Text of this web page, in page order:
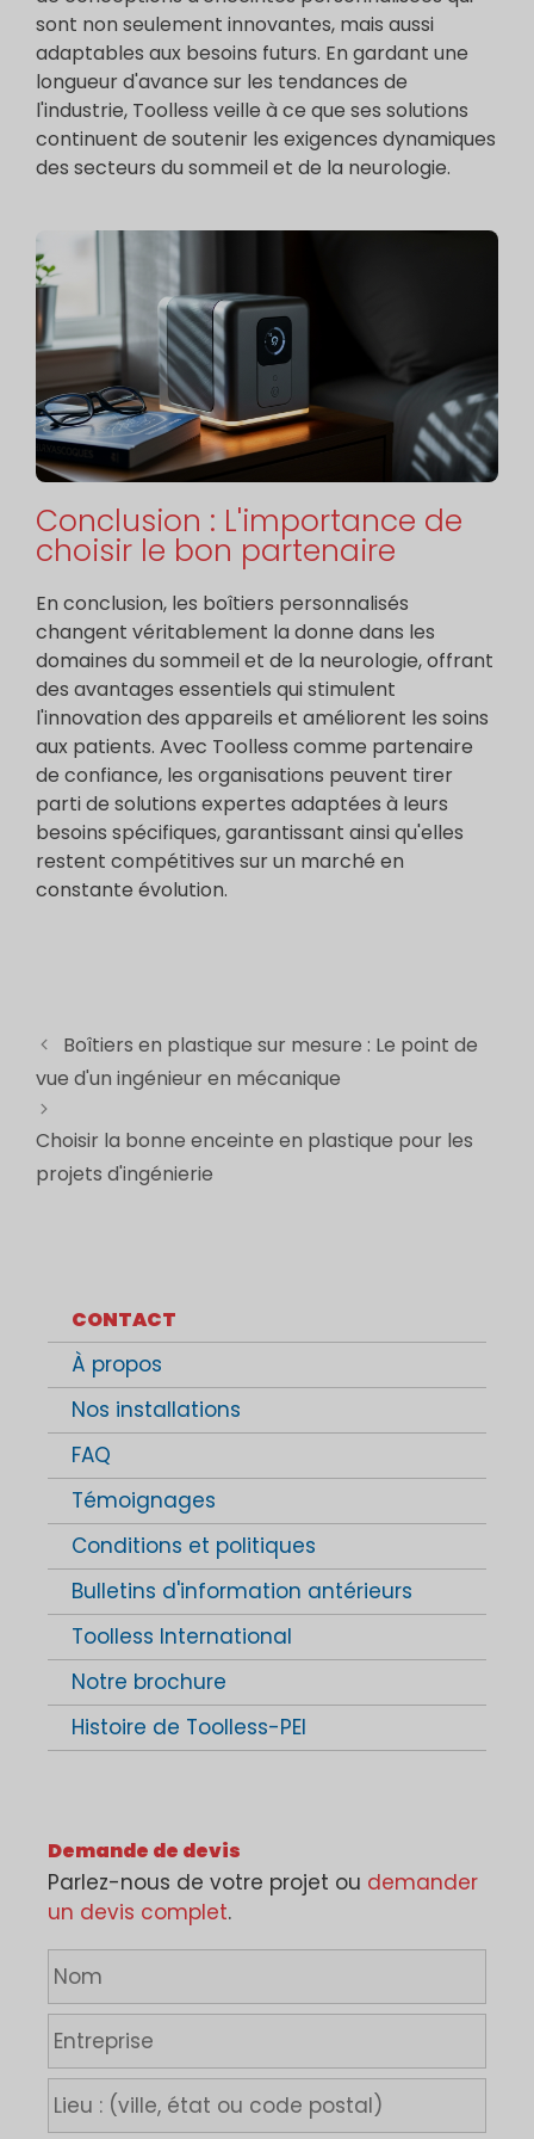
sont non seulement innovantes, mais aussi
adaptables aux besoins futurs. En gardant une
longueur d'avance sur les tendances de
l'industrie, Toolless veille à ce que ses solutions
continuent de soutenir les exigences dynamiques
des secteurs du sommeil et de la neurologie.
Conclusion : L'importance de
choisir le bon partenaire
En conclusion, les boîtiers personnalisés
changent véritablement la donne dans les
domaines du sommeil et de la neurologie, offrant
des avantages essentiels qui stimulent
l'innovation des appareils et améliorent les soins
aux patients. Avec Toolless comme partenaire
de confiance, les organisations peuvent tirer
parti de solutions expertes adaptées à leurs
besoins spécifiques, garantissant ainsi qu'elles
restent compétitives sur un marché en
constante évolution.
Boîtiers en plastique sur mesure : Le point de
vue d'un ingénieur en mécanique
Choisir la bonne enceinte en plastique pour les
projets d'ingénierie
CONTACT
À propos
Nos installations
FAQ
Témoignages
Conditions et politiques
Bulletins d'information antérieurs
Toolless International
Notre brochure
Histoire de Toolless-PEI
Demande de devis
Parlez-nous de votre projet ou demander
un devis complet.
N
o
m
*
E
n
t
r
e
L